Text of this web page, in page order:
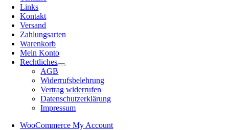
Links
Kontakt
Versand
Zahlungsarten
Warenkorb
Mein Konto
Rechtliches
AGB
Widerrufsbelehrung
Vertrag widerrufen
Datenschutzerklärung
Impressum
WooCommerce My Account